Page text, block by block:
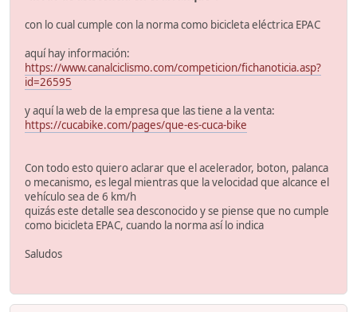
con lo cual cumple con la norma como bicicleta eléctrica EPAC
aquí hay información:
https://www.canalciclismo.com/competicion/fichanoticia.asp?
id=26595
y aquí la web de la empresa que las tiene a la venta:
https://cucabike.com/pages/que-es-cuca-bike
Con todo esto quiero aclarar que el acelerador, boton, palanca
o mecanismo, es legal mientras que la velocidad que alcance el
vehículo sea de 6 km/h
quizás este detalle sea desconocido y se piense que no cumple
como bicicleta EPAC, cuando la norma así lo indica
Saludos